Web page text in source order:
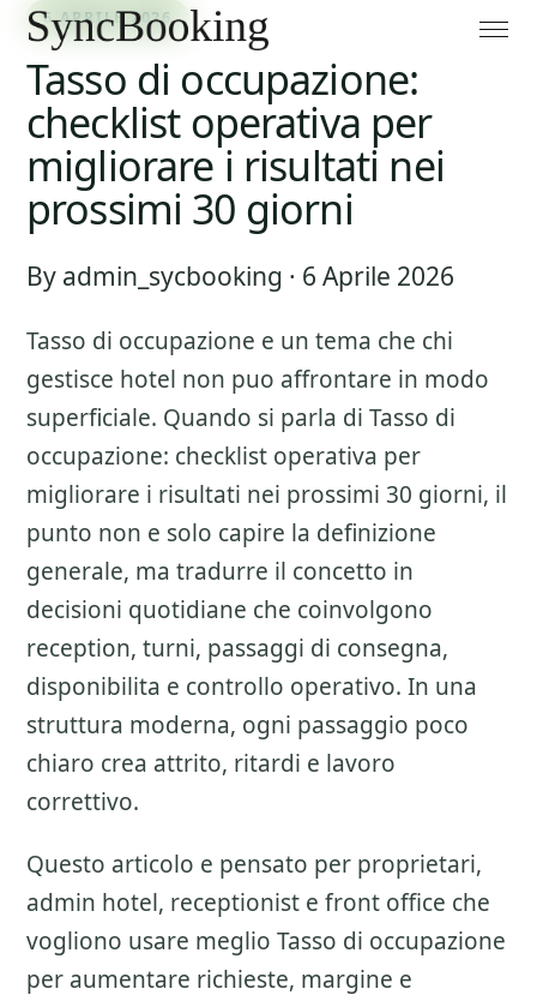
6 APRILE 2026
Tasso di occupazione:
checklist operativa per
migliorare i risultati nei
prossimi 30 giorni
By admin_sycbooking · 6 Aprile 2026
Tasso di occupazione e un tema che chi
gestisce hotel non puo affrontare in modo
superficiale. Quando si parla di Tasso di
occupazione: checklist operativa per
migliorare i risultati nei prossimi 30 giorni, il
punto non e solo capire la definizione
generale, ma tradurre il concetto in
decisioni quotidiane che coinvolgono
reception, turni, passaggi di consegna,
disponibilita e controllo operativo. In una
struttura moderna, ogni passaggio poco
chiaro crea attrito, ritardi e lavoro
correttivo.
Questo articolo e pensato per proprietari,
admin hotel, receptionist e front office che
vogliono usare meglio Tasso di occupazione
per aumentare richieste, margine e